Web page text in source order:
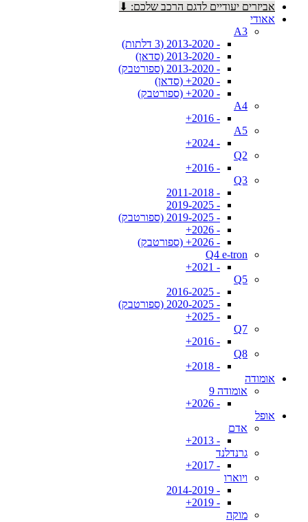
אביזרים יעודיים לדגם הרכב שלכם: ⬇
אאודי
A3
- 2013-2020 (3 דלתות)
- 2013-2020 (סדאן)
- 2013-2020 (ספורטבק)
- 2020+ (סדאן)
- 2020+ (ספורטבק)
A4
- 2016+
A5
- 2024+
Q2
- 2016+
Q3
- 2011-2018
- 2019-2025
- 2019-2025 (ספורטבק)
- 2026+
- 2026+ (ספורטבק)
Q4 e-tron
- 2021+
Q5
- 2016-2025
- 2020-2025 (ספורטבק)
- 2025+
Q7
- 2016+
Q8
- 2018+
אומודה
אומודה 9
- 2026+
אופל
אדם
- 2013+
גרנדלנד
- 2017+
ויוארו
- 2014-2019
- 2019+
מוקה